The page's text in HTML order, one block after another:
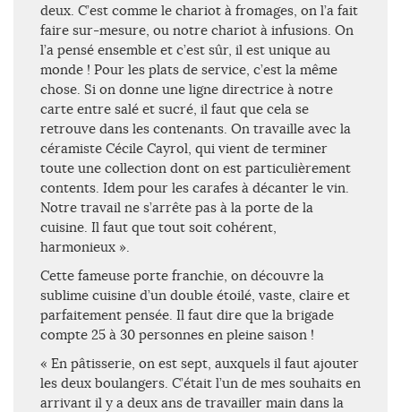
deux. C’est comme le chariot à fromages, on l’a fait
faire sur-mesure, ou notre chariot à infusions. On
l’a pensé ensemble et c’est sûr, il est unique au
monde ! Pour les plats de service, c’est la même
chose. Si on donne une ligne directrice à notre
carte entre salé et sucré, il faut que cela se
retrouve dans les contenants. On travaille avec la
céramiste Cécile Cayrol, qui vient de terminer
toute une collection dont on est particulièrement
contents. Idem pour les carafes à décanter le vin.
Notre travail ne s’arrête pas à la porte de la
cuisine. Il faut que tout soit cohérent,
harmonieux ».
Cette fameuse porte franchie, on découvre la
sublime cuisine d’un double étoilé, vaste, claire et
parfaitement pensée. Il faut dire que la brigade
compte 25 à 30 personnes en pleine saison !
« En pâtisserie, on est sept, auxquels il faut ajouter
les deux boulangers. C’était l’un de mes souhaits en
arrivant il y a deux ans de travailler main dans la